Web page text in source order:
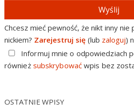
Wyślij
Chcesz mieć pewność, że nikt inny
nickiem? Zarejestruj się (lub zaloguj)
Informuj mnie o odpowiedziach
również subskrybowaćwpis bez
OSTATNIE WPISY